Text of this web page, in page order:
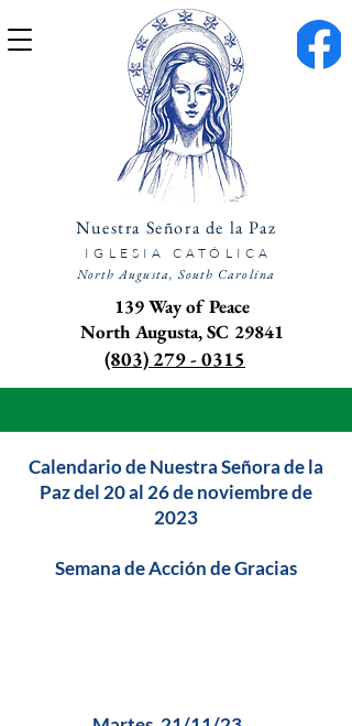
Nuestra Señora de la Paz
IGLESIA CATÓLICA
North Augusta, South Carolina
139 Way of Peace
North Augusta, SC 29841
(803) 279 - 0315
Calendario de Nuestra Señora de la
Paz del 20 al 26 de noviembre de
2023
Semana de Acción de Gracias